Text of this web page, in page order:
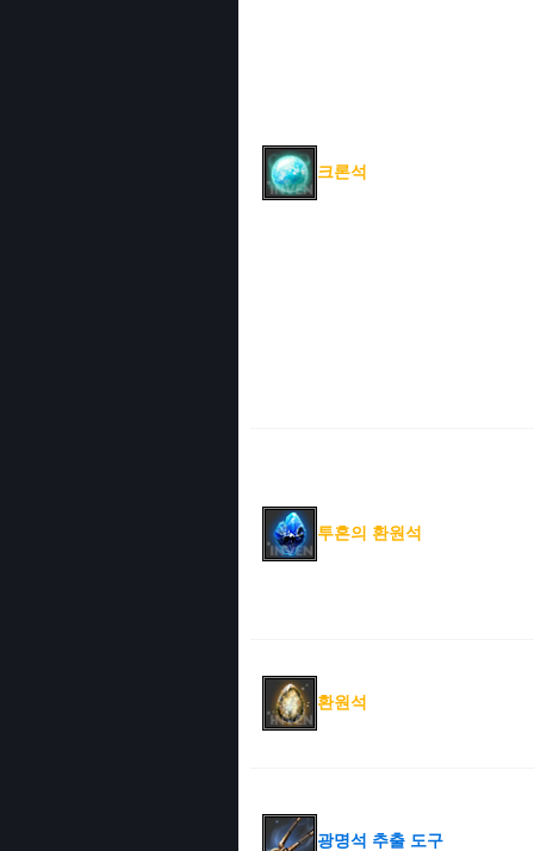
크론석
투혼의 환원석
환원석
광명석 추출 도구